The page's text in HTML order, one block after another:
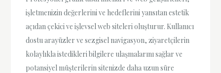
işletmenizin değerlerini ve hedeflerini yansıtan estetik
açıdan çekici ve işlevsel web siteleri oluşturur. Kullanıcı
dostu arayüzler ve sezgisel navigasyon, ziyaretçilerin
kolaylıkla istedikleri bilgilere ulaşmalarını sağlar ve
potansiyel müşterilerin sitenizde daha uzun süre